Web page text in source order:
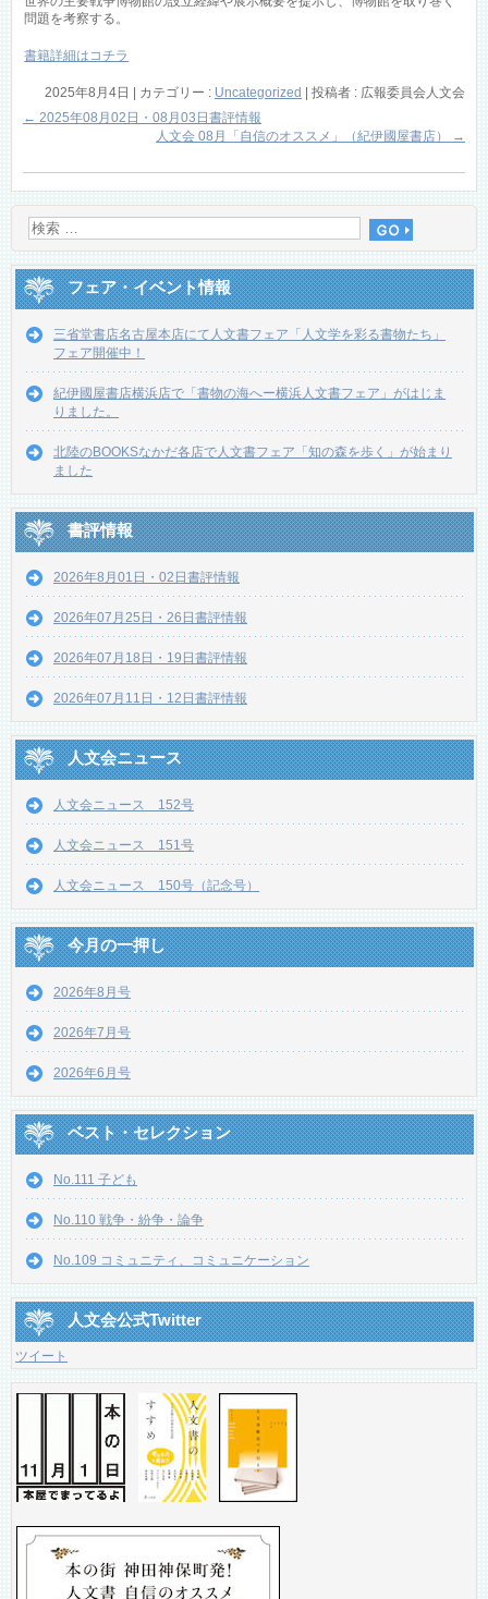
問題を考察する。
書籍詳細はコチラ
2025年8月4日 | カテゴリー : Uncategorized | 投稿者 : 広報委員会人文会
← 2025年08月02日・08月03日書評情報
人文会 08月「自信のオススメ」（紀伊國屋書店）
→
フェア・イベント情報
三省堂書店名古屋本店にて人文書フェア「人文学を彩る書物たち」
フェア開催中！
紀伊國屋書店横浜店で「書物の海へー横浜人文書フェア」がはじま
りました。
北陸のBOOKSなかだ各店で人文書フェア「知の森を歩く」が始まり
ました
書評情報
2026年8月01日・02日書評情報
2026年07月25日・26日書評情報
2026年07月18日・19日書評情報
2026年07月11日・12日書評情報
人文会ニュース
人文会ニュース 152号
人文会ニュース 151号
人文会ニュース 150号（記念号）
今月の一押し
2026年8月号
2026年7月号
2026年6月号
ベスト・セレクション
No.111 子ども
No.110 戦争・紛争・論争
No.109 コミュニティ、コミュニケーション
人文会公式Twitter
ツイート